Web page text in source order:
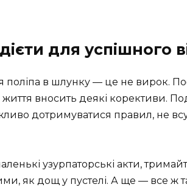
для успішного
поліпа в шлунку — це не вирок.
життя вносить деякі корективи.
дотримуватися правил, не
узурпаторські акти,
як дощ у пустелі. А ще — все ж